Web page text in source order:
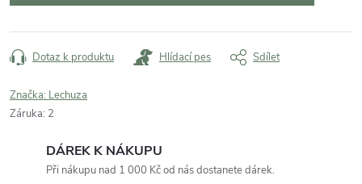
Dotaz k produktu Hlídací pes Sdílet
Značka: Lechuza
Záruka: 2
DÁREK K NÁKUPU
Při nákupu nad 1 000 Kč od nás dostanete dárek.